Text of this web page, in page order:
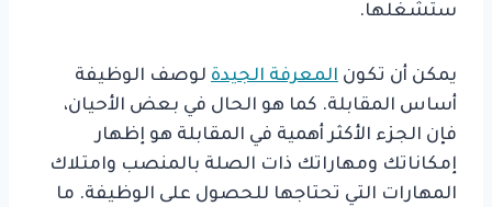
ستشغلها.
يمكن أن تكون المعرفة الجيدة لوصف الوظيفة
أساس المقابلة. كما هو الحال في بعض الأحيان،
فإن الجزء الأكثر أهمية في المقابلة هو إظهار
إمكاناتك ومهاراتك ذات الصلة بالمنصب وامتلاك
المهارات التي تحتاجها للحصول على الوظيفة. ما